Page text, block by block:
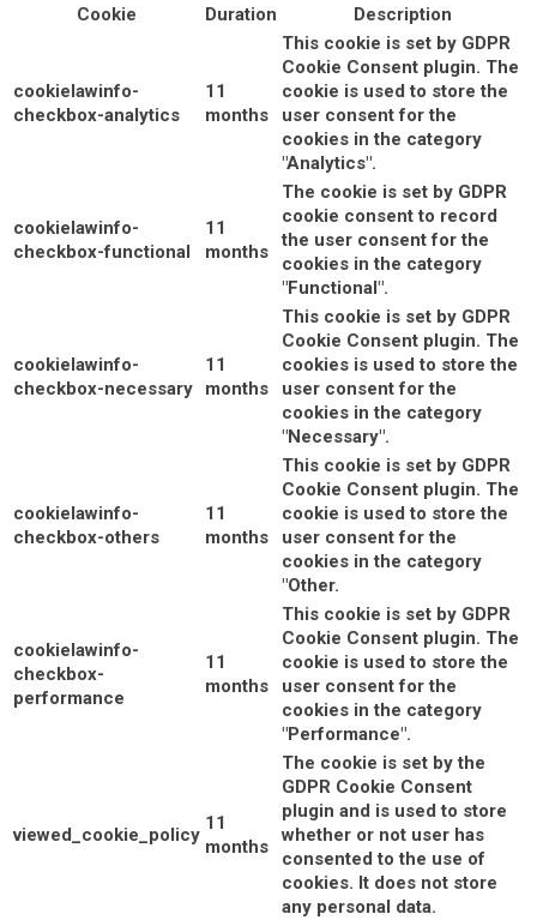
Cookie
Duration Description
cookielawinfo-
checkbox-analytics
11
months
This cookie is set by GDPR
Cookie Consent plugin. The
cookie is used to store the
user consent for the
cookies in the category
"Analytics".
cookielawinfo-
checkbox-functional
11
months
The cookie is set by GDPR
cookie consent to record
the user consent for the
cookies in the category
"Functional".
cookielawinfo-
checkbox-necessary
11
months
This cookie is set by GDPR
Cookie Consent plugin. The
cookies is used to store the
user consent for the
cookies in the category
"Necessary".
cookielawinfo-
checkbox-others
11
months
This cookie is set by GDPR
Cookie Consent plugin. The
cookie is used to store the
user consent for the
cookies in the category
"Other.
cookielawinfo-
checkbox-
performance
11
months
This cookie is set by GDPR
Cookie Consent plugin. The
cookie is used to store the
user consent for the
cookies in the category
"Performance".
viewed_cookie_policy
11
months
The cookie is set by the
GDPR Cookie Consent
plugin and is used to store
whether or not user has
consented to the use of
cookies. It does not store
any personal data.